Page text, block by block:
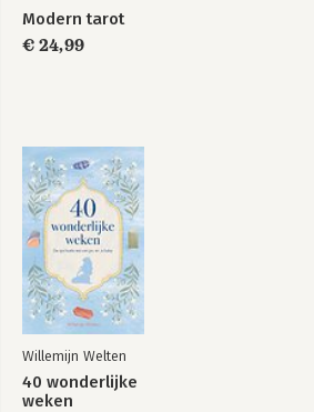
Modern tarot
€ 24,99
Willemijn Welten
40 wonderlijke
weken